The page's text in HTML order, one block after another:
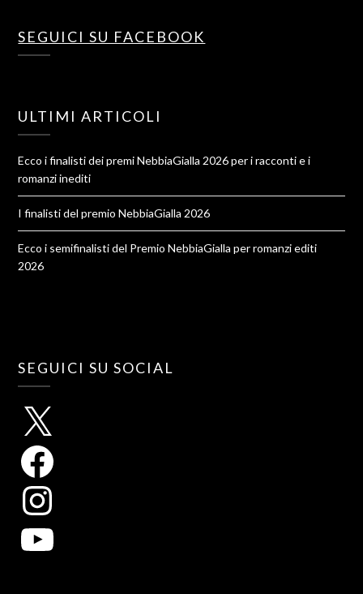
SEGUICI SU FACEBOOK
ULTIMI ARTICOLI
Ecco i finalisti dei premi NebbiaGialla 2026 per i racconti e i
romanzi inediti
I finalisti del premio NebbiaGialla 2026
Ecco i semifinalisti del Premio NebbiaGialla per romanzi editi
2026
SEGUICI SU SOCIAL